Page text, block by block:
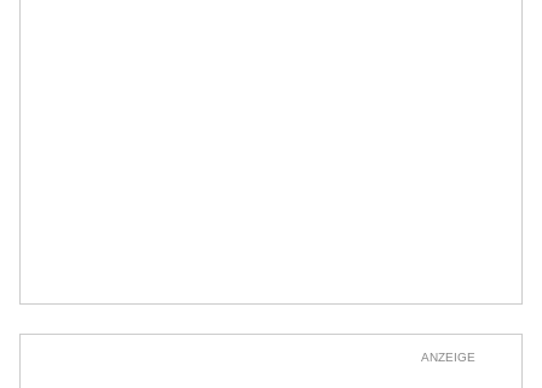
ANZEIGE